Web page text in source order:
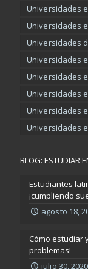
Universidades
Universidades
Universidades
Universidades
Universidades
Universidades
Universidades
Universidades
BLOG: ESTUDIAR
Estudiantes
¡cumpliendo
agosto 18,
Cómo estudiar
problemas!
julio 30, 2020